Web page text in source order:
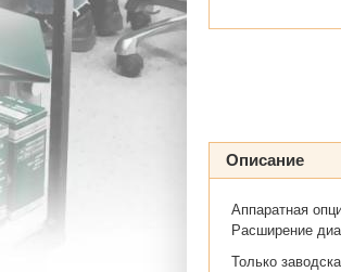
Описание
Аппаратная
Расширение
Только